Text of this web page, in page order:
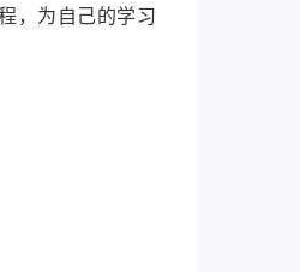
，为自己的学习